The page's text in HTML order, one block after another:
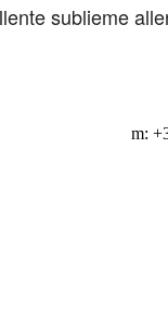
sublieme
m: